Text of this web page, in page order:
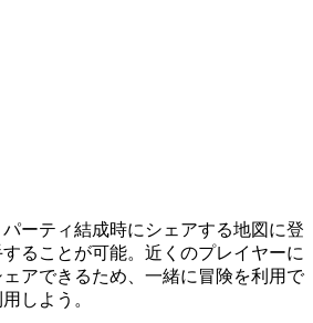
ーティ結成時にシェアする地図に登
ることが可能。近くのプレイヤーに
アできるため、一緒に冒険を利用で
しよう。